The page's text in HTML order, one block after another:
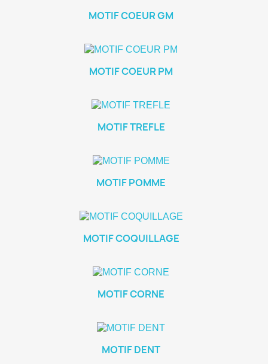
MOTIF COEUR GM
MOTIF COEUR PM
MOTIF TREFLE
MOTIF POMME
MOTIF COQUILLAGE
MOTIF CORNE
MOTIF DENT